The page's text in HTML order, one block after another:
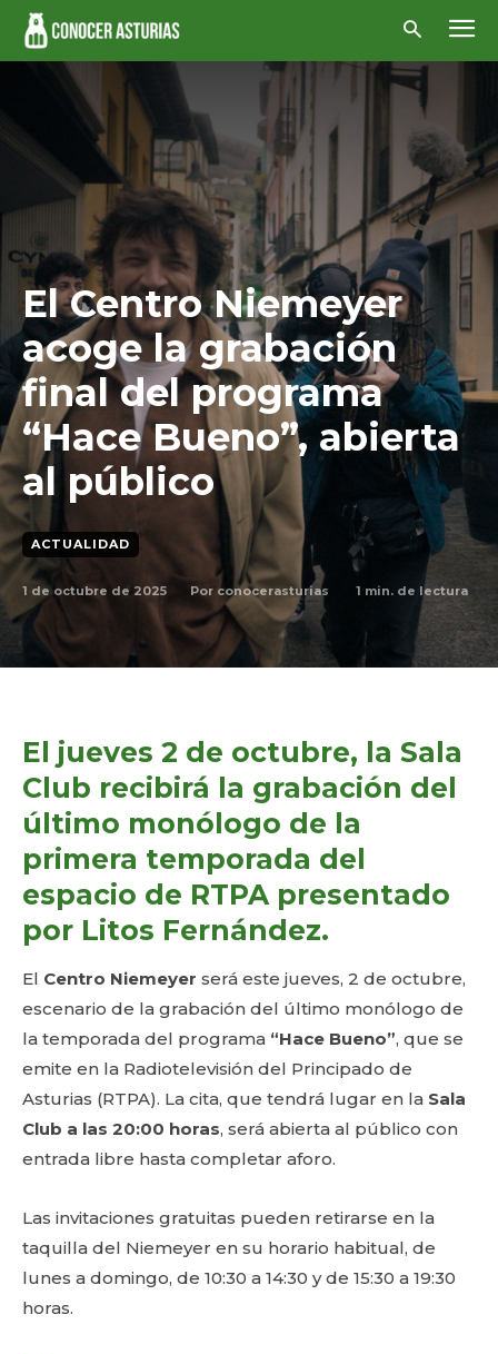
El Centro Niemeyer
acoge la grabación
final del programa
“Hace Bueno”, abierta
al público
ACTUALIDAD
1 de octubre de 2025 Por conocerasturias 1 min. de lectura
El jueves 2 de octubre, la Sala
Club recibirá la grabación del
último monólogo de la
primera temporada del
espacio de RTPA presentado
por Litos Fernández.
El Centro Niemeyer será este jueves, 2 de octubre,
escenario de la grabación del último monólogo de
la temporada del programa “Hace Bueno”, que se
emite en la Radiotelevisión del Principado de
Asturias (RTPA). La cita, que tendrá lugar en la Sala
Club a las 20:00 horas, será abierta al público con
entrada libre hasta completar aforo.
Las invitaciones gratuitas pueden retirarse en la
taquilla del Niemeyer en su horario habitual, de
lunes a domingo, de 10:30 a 14:30 y de 15:30 a 19:30
horas.